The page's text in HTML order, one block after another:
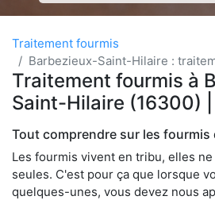
Traitement fourmis
Barbezieux-Saint-Hilaire :
Traitement fourmis à
Saint-Hilaire (16300)
Tout comprendre sur les fourmis
Les fourmis vivent en tribu, elles
seules. C'est pour ça que lorsque
quelques-unes, vous devez nous